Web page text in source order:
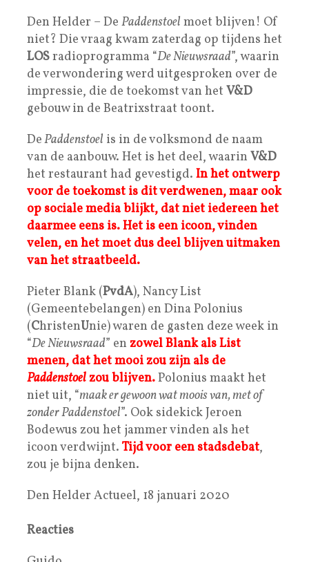
Den Helder – De Paddenstoel moet blijven! Of
niet? Die vraag kwam zaterdag op tijdens het
LOSradioprogramma “De Nieuwsraad”, waarin
de verwondering werd uitgesproken over de
impressie, die de toekomst van het V&D
gebouw in de Beatrixstraat toont.
DePaddenstoel is in de volksmond de naam
van de aanbouw. Het is het deel, waarin V&D
het restaurant had gevestigd. In het ontwerp
voor de toekomst is dit verdwenen, maar ook
op sociale media blijkt, dat niet iedereen het
daarmee eens is. Het is een icoon, vinden
velen, en het moet dus deel blijven uitmaken
van het straatbeeld.
Pieter Blank (PvdA), Nancy List
(Gemeentebelangen) en Dina Polonius
(ChristenUnie) waren de gasten deze week in
“De Nieuwsraad” en zowel Blank als List
menen, dat het mooi zou zijn als de
Paddenstoelzou blijven.Polonius maakt het
niet uit, “maak er gewoon wat moois van, met of
zonder Paddenstoel”. Ook sidekick Jeroen
Bodewus zou het jammer vinden als het
icoon verdwijnt. Tijd voor een stadsdebat,
zou je bijna denken.
Den Helder Actueel, 18 januari 2020
Reacties